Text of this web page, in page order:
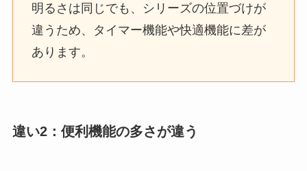
明るさは同じでも、シリーズの位置づけが
違うため、タイマー機能や快適機能に差が
あります。
違い2：便利機能の多さが違う